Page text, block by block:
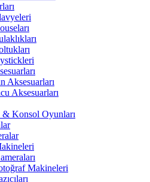
Aksesuarları
Aksesuarları
& Konsol Oyunları
Makineleri